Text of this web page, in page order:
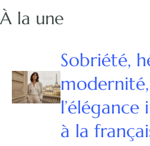
À la une
Sobriété,
à la